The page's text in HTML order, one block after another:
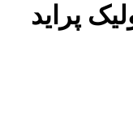
پراید